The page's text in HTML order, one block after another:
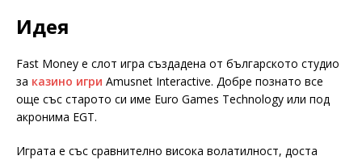
Идея
Fast Money е слот игра създадена от българското студио
за казино игри Amusnet Interactive. Добре познато все
още със старото си име Euro Games Technology или под
акронима EGT.
Играта е със сравнително висока волатилност, доста